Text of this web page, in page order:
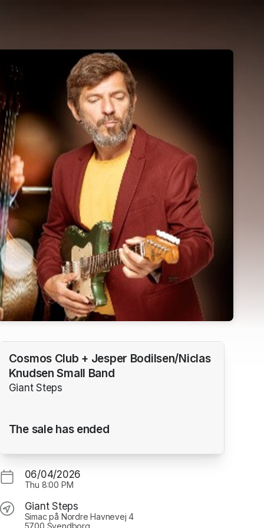
Cosmos Club + Jesper Bodilsen/Niclas
Knudsen Small Band
Giant Steps
The sale has ended
06/04/2026
Thu 8:00 PM
Giant Steps
Simac på Nordre Havnevej 4
5700 Svendborg